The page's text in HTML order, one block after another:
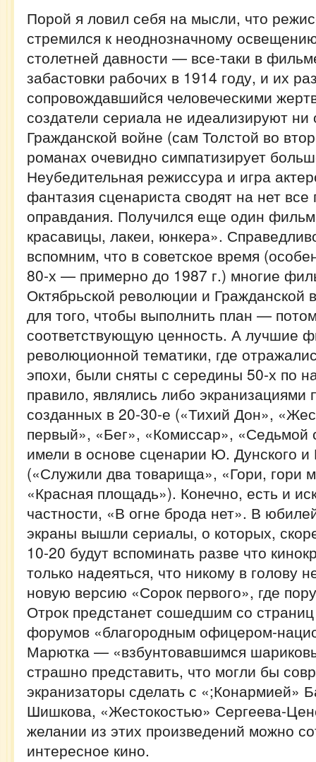
Порой я ловил себя на мысли, что
стремился к неоднозначному
столетней давности — все-таки в
забастовки рабочих в 1914 году, и их
сопровождавшийся человеческими
создатели сериала не идеализируют ни
Гражданской войне (сам Толстой во
романах очевидно симпатизирует
Неубедительная режиссура и игра
фантазия сценариста сводят на нет все
оправдания. Получился еще один
красавицы, лакеи, юнкера».
вспомним, что в советское время
80-х — примерно до 1987 г.) многие
Октябрьской революции и Гражданской
для того, чтобы выполнить план —
соответствующую ценность. А лучшие
революционной тематики, где
эпохи, были сняты с середины 50-х по
правило, являлись либо экранизациями
созданных в 20-30-е («Тихий Дон»,
первый», «Бег», «Комиссар», «Седьмой
имели в основе сценарии Ю. Дунского
(«Служили два товарища», «Гори, гори
«Красная площадь»). Конечно, есть и
частности, «В огне брода нет». В
экраны вышли сериалы, о которых,
10-20 будут вспоминать разве что
только надеяться, что никому в голову
новую версию «Сорок первого», где
Отрок предстанет сошедшим со
форумов «благородным офицером-
Марютка — «взбунтовавшимся
страшно представить, что могли бы
экранизаторы сделать с «;Конармией»
Шишкова, «Жестокостью» Сергеева-
желании из этих произведений можно
интересное кино.